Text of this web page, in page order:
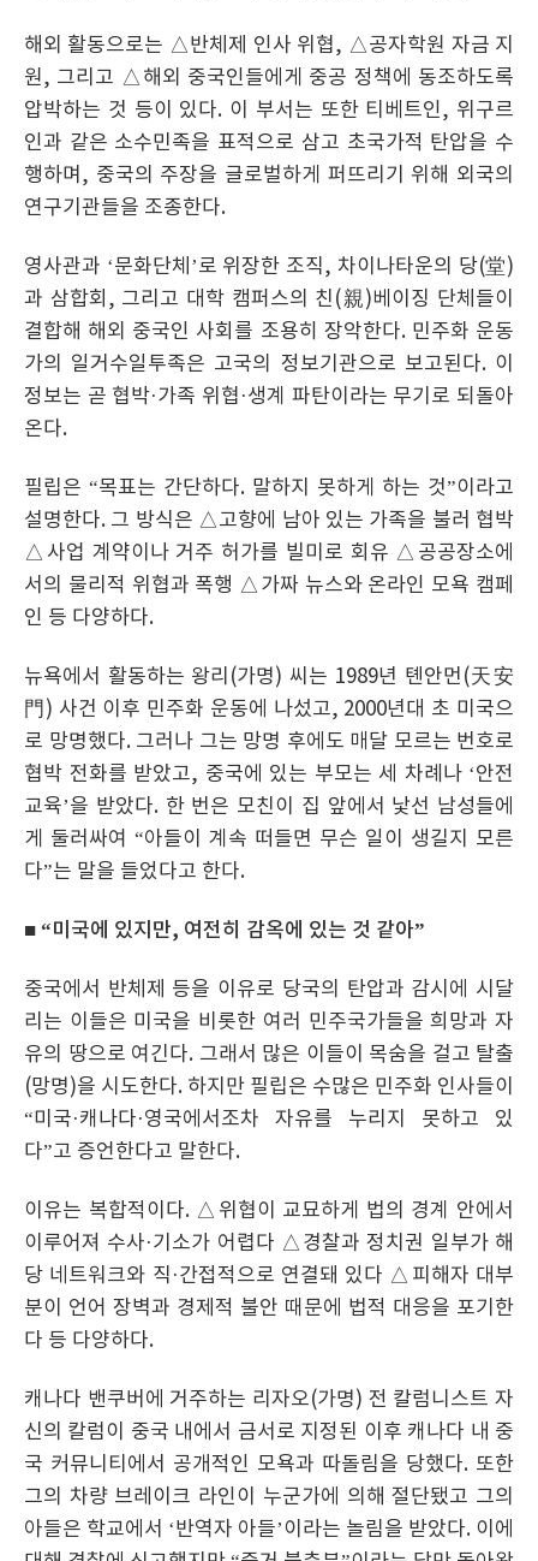
해외 활동으로는 △반체제 인사 위협, △공자학원 자금 지
원, 그리고 △해외 중국인들에게 중공 정책에 동조하도록
압박하는 것 등이 있다. 이 부서는 또한 티베트인, 위구르
인과 같은 소수민족을 표적으로 삼고 초국가적 탄압을 수
행하며, 중국의 주장을 글로벌하게 퍼뜨리기 위해 외국의
연구기관들을 조종한다.
영사관과 ‘문화단체’로 위장한 조직, 차이나타운의 당(堂)
과 삼합회, 그리고 대학 캠퍼스의 친(親)베이징 단체들이
결합해 해외 중국인 사회를 조용히 장악한다. 민주화 운동
가의 일거수일투족은 고국의 정보기관으로 보고된다. 이
정보는 곧 협박·가족 위협·생계 파탄이라는 무기로 되돌아
온다.
필립은 “목표는 간단하다. 말하지 못하게 하는 것”이라고
설명한다. 그 방식은 △고향에 남아 있는 가족을 불러 협박
△사업 계약이나 거주 허가를 빌미로 회유 △공공장소에
서의 물리적 위협과 폭행 △가짜 뉴스와 온라인 모욕 캠페
인 등 다양하다.
뉴욕에서 활동하는 왕리(가명) 씨는 1989년 톈안먼(天安
門) 사건 이후 민주화 운동에 나섰고, 2000년대 초 미국으
로 망명했다. 그러나 그는 망명 후에도 매달 모르는 번호로
협박 전화를 받았고, 중국에 있는 부모는 세 차례나 ‘안전
교육’을 받았다. 한 번은 모친이 집 앞에서 낯선 남성들에
게 둘러싸여 “아들이 계속 떠들면 무슨 일이 생길지 모른
다”는 말을 들었다고 한다.
■ “미국에 있지만, 여전히 감옥에 있는 것 같아”
중국에서 반체제 등을 이유로 당국의 탄압과 감시에 시달
리는 이들은 미국을 비롯한 여러 민주국가들을 희망과 자
유의 땅으로 여긴다. 그래서 많은 이들이 목숨을 걸고 탈출
(망명)을 시도한다. 하지만 필립은 수많은 민주화 인사들이
“미국·캐나다·영국에서조차 자유를 누리지 못하고 있
다”고 증언한다고 말한다.
이유는 복합적이다. △위협이 교묘하게 법의 경계 안에서
이루어져 수사·기소가 어렵다 △경찰과 정치권 일부가 해
당 네트워크와 직·간접적으로 연결돼 있다 △피해자 대부
분이 언어 장벽과 경제적 불안 때문에 법적 대응을 포기한
다 등 다양하다.
캐나다 밴쿠버에 거주하는 리자오(가명) 전 칼럼니스트 자
신의 칼럼이 중국 내에서 금서로 지정된 이후 캐나다 내 중
국 커뮤니티에서 공개적인 모욕과 따돌림을 당했다. 또한
그의 차량 브레이크 라인이 누군가에 의해 절단됐고 그의
아들은 학교에서 ‘반역자 아들’이라는 놀림을 받았다. 이에